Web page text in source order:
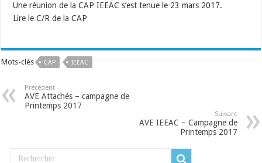
Une réunion de la CAP IEEAC s’est tenue le 23 mars 2017.
Lire le C/R de la CAP
Mots-clés CAP IEEAC
Précédent
AVE Attachés – campagne de
Printemps 2017
Suivant
AVE IEEAC – Campagne de
Printemps 2017